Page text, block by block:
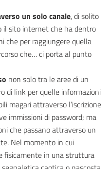
un solo canale, di solito
il sito internet che ha dentro
per raggiungere quella
che… ci porta al punto
non solo tra le aree di un
di link per quelle informazioni
magari attraverso l’iscrizione
immissioni di password; ma
che passano attraverso un
Nel momento in cui
fisicamente in una struttura